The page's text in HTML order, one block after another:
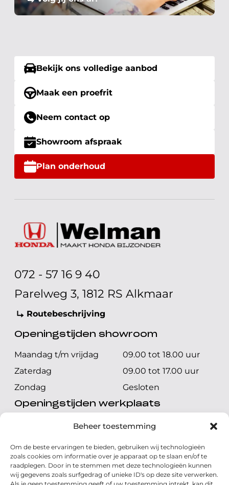
Beheer toestemming
Om de beste ervaringen te bieden, gebruiken wij technologieën
zoals cookies om informatie over je apparaat op te slaan en/of te
raadplegen. Door in te stemmen met deze technologieën kunnen
wij gegevens zoals surfgedrag of unieke ID's op deze site verwerken.
Bekijk ons volledige aanbod
Maak een proefrit
Neem contact op
Showroom afspraak
Plan onderhoud
072 - 57 16 9 40
Parelweg 3, 1812 RS Alkmaar
Routebeschrijving
Openingstijden showroom
Maandag t/m vrijdag
09.00 tot 18.00 uur
Zaterdag
09.00 tot 17.00 uur
Zondag
Gesloten
Openingstijden werkplaats
Maandag t/m vrijdag
08.00 tot 17.00 uur
Zondag
Gesloten
Volg ons